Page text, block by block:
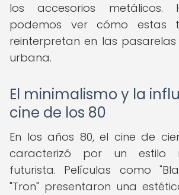
los accesorios
podemos ver cómo estas
reinterpretan en las
urbana.
El minimalismo y la
cine de los 80
En los años 80, el cine de
caracterizó por un estilo
futurista. Películas como
"Tron" presentaron una